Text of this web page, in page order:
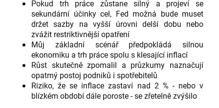
Pokud trh práce zůstane silný a projeví se
sekundární účinky cel, Fed možná bude muset
držet sazby na vyšší úrovni delší dobu nebo
zvážit restriktivnější opatření
Můj základní scénář předpokládá silnou
ekonomiku a trh práce spolu s klesající inflací
Růst skutečně zpomalil a průzkumy naznačují
opatrný postoj podniků i spotřebitelů
Riziko, že se inflace zastaví nad 2 % - nebo v
blízkém období dále poroste - se zřetelně zvýšilo